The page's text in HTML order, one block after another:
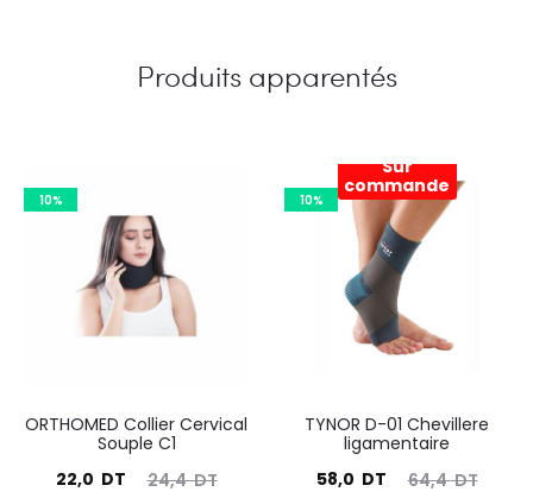
Produits apparentés
10%
ORTHOMED Collier Cervical
Souple C1
24,4DT
Le
22,0 DT
Sur
commande
10%
TYNOR D-01 Chevillere
ligamentaire
64,4DT
Le
58,0 DT